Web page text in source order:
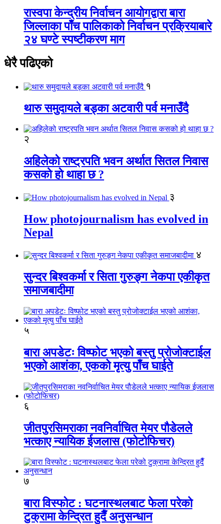
रास्वपा केन्द्रीय निर्वाचन आयोगद्वारा बारा
जिल्लाका पाँच पालिकाको निर्वाचन प्रक्रियाबारे
२४ घण्टे स्पष्टीकरण माग
धेरै पढिएको
१
थारु समुदायले बड्का अटवारी पर्व मनाउँदै
२
अहिलेको राष्ट्रपति भवन अर्थात सितल निवास
कसको हो थाहा छ ?
३
How photojournalism has evolved in
Nepal
४
सुन्दर बिश्वकर्मा र सिता गुरुङ्ग नेकपा एकीकृत
समाजबादीमा
५
बारा अपडेटः विष्फोट भएको बस्तु प्रोजोक्टाईल
भएको आशंका, एकको मृत्यु पाँच घाईते
६
जीतपुरसिमराका नवनिर्वाचित मेयर पौडेलले
भत्काए न्यायिक ईजलास (फोटोफिचर)
७
बारा विस्फोट : घटनास्थलबाट फेला परेको
टुक्रामा केन्द्रित हुदैँ अनुसन्धान